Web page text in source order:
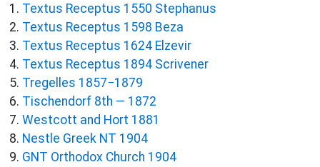
Textus Receptus 1550 Stephanus
Textus Receptus 1598 Beza
Textus Receptus 1624 Elzevir
Textus Receptus 1894 Scrivener
Tregelles 1857−1879
Tischendorf 8th — 1872
Westcott and Hort 1881
Nestle Greek NT 1904
GNT Orthodox Church 1904